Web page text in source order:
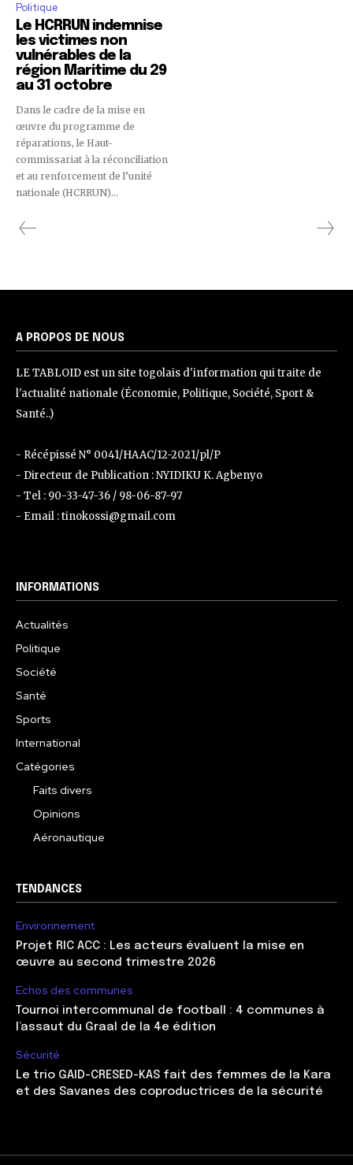
Politique
Le HCRRUN indemnise
les victimes non
vulnérables de la
région Maritime du 29
au 31 octobre
Dans le cadre de la mise en
œuvre du programme de
réparations, le Haut-
commissariat à la réconciliation
et au renforcement de l’unité
nationale (HCRRUN)...
A PROPOS DE NOUS
LE TABLOID est un site togolais d'information qui traite de
l'actualité nationale (Économie, Politique, Société, Sport &
Santé..)
- Récépissé N° 0041/HAAC/12-2021/pl/P
- Directeur de Publication : NYIDIKU K. Agbenyo
- Tel : 90-33-47-36 / 98-06-87-97
- Email : tinokossi@gmail.com
INFORMATIONS
Actualités
Politique
Société
Santé
Sports
International
Catégories
Faits divers
Opinions
Aéronautique
TENDANCES
Environnement
Projet RIC ACC : Les acteurs évaluent la mise en
œuvre au second trimestre 2026
Echos des communes
Tournoi intercommunal de football : 4 communes à
l’assaut du Graal de la 4e édition
Sécurité
Le trio GAID-CRESED-KAS fait des femmes de la Kara
et des Savanes des coproductrices de la sécurité